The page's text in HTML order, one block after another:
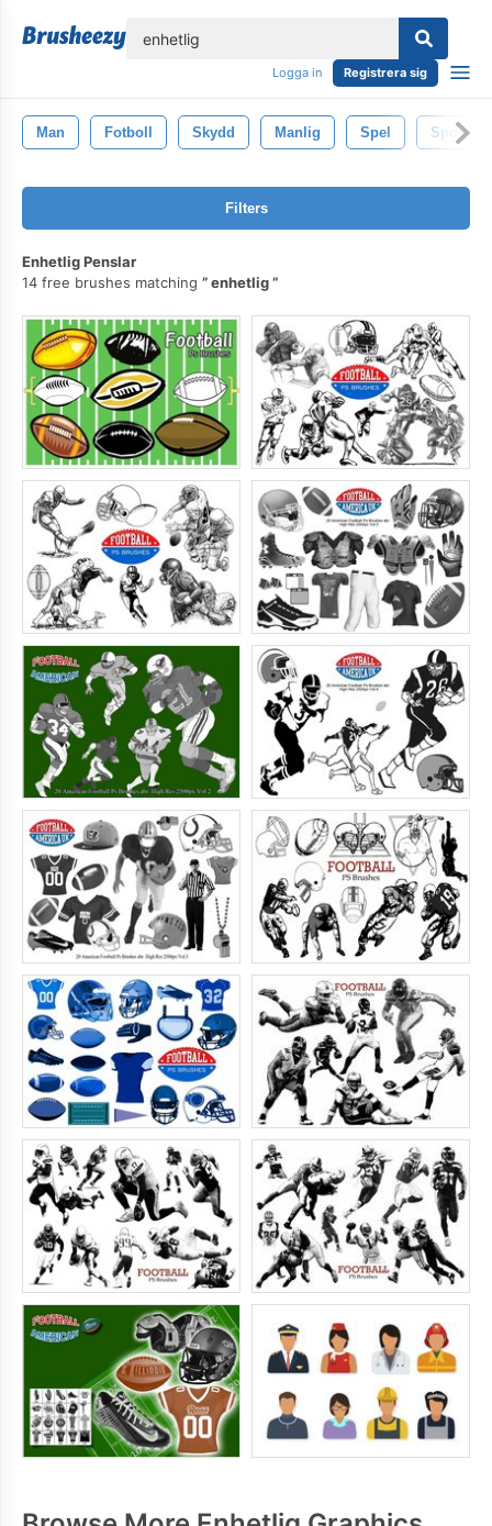
Logga in Registrera sig
Man Fotboll Skydd Manlig Spel Sport
Filters
Enhetlig Penslar
14 free brushes matching
enhetlig